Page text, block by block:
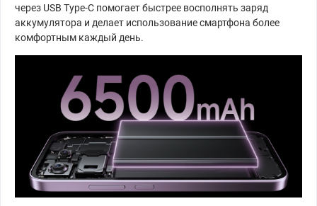
через USB Type-C помогает быстрее восполнять заряд
аккумулятора и делает использование смартфона более
комфортным каждый день.